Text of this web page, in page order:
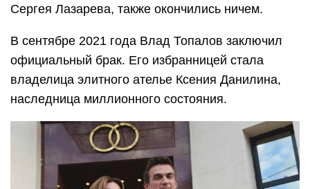
Сергея Лазарева, также окончились ничем.
В сентябре 2021 года Влад Топалов заключил
официальный брак. Его избранницей стала
владелица элитного ателье Ксения Данилина,
наследница миллионного состояния.